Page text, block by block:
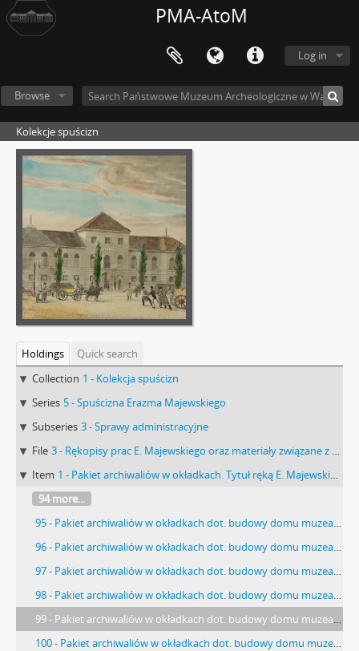
PMA-AtoM
Log in
Browse
Kolekcje spuścizn
Holdings
Quick search
Collection 1 - Kolekcja spuścizn
Series 5 - Spuścizna Erazma Majewskiego
Subseries 3 - Sprawy administracyjne
File 3 - Rękopisy prac E. Majewskiego oraz materiały związane z MEM Muzeum Miejskim w Warszawie i MPimEMTNW
Item 1 - Pakiet archiwaliów w okładkach. Tytuł ręką E. Majewskiego: ”Akta budowy domu muzealnego”. Zawiera notatki i szkice E. Majewskiego rysunki na kalce projekt i rysunek kolorowany Zenona Chrzanowskiego „Lice Muzeum Przedhistorycznego od ul. Zaokopowej” w skali 1:200 z 14 marca 1913 r. projekt Czesława Domaniewskiego z 1914 r.
94 more...
95 - Pakiet archiwaliów w okładkach dot. budowy domu muzealnego. Strona: "SZKICE MUZEUM PRZEDHISTORYCZNEGO. PIĘTRO I […]".
96 - Pakiet archiwaliów w okładkach dot. budowy domu muzealnego. Strona: "SZKICE MUZEUM PRZEDHISTORYCZNEGO. PIĘTRO II […]".
97 - Pakiet archiwaliów w okładkach dot. budowy domu muzealnego. Strona ze szkicem pomieszczeń i opisami: "na I piętrze kustosz […]".
98 - Pakiet archiwaliów w okładkach dot. budowy domu muzealnego. Strona ze szkicem pomieszczeń i opisami: "[…] Parter. Przedsionek duży 2 sale […]".
99 - Pakiet archiwaliów w okładkach dot. budowy domu muzealnego. Strona: "VII. Przekreśliliśmy siłę życiową […]".
100 - Pakiet archiwaliów w okładkach dot. budowy domu muzealnego. Strona: "95. On ten czynnik podtrzymuje ciągłość […]".